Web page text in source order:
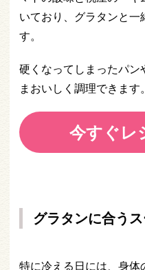
いており、グラタンと
す。
硬くなってしまったパン
まおいしく調理できます。
今すぐレ
グラタンに合う
特に冷える日には、身体